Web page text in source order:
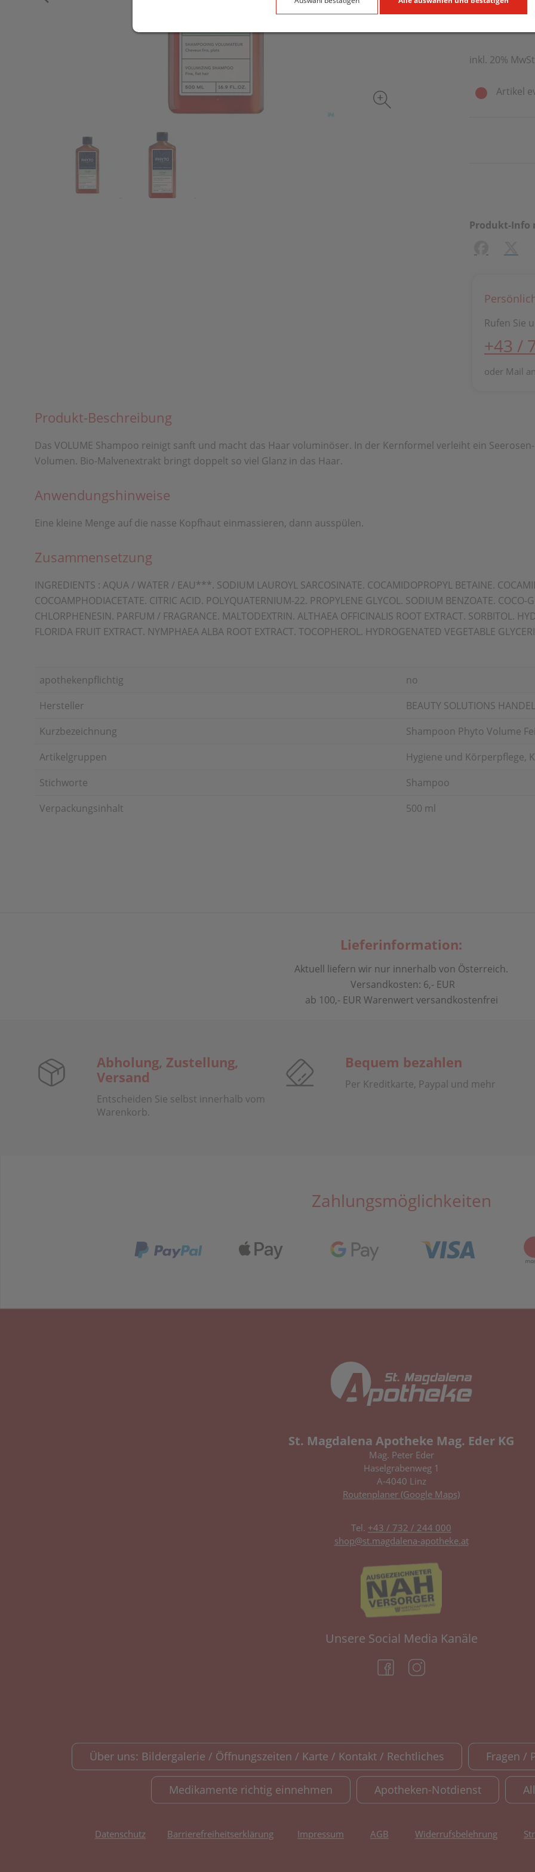
inkl. 20%
Artikel
Produkt-Info
Rufen Sie
+43 /
oder Mail
Produkt-Beschreibung
Das VOLUME Shampoo reinigt sanft und macht das Haar voluminöser. In der Kernformel verleiht ein
Volumen. Bio-Malvenextrakt bringt doppelt so viel Glanz in das Haar.
Anwendungshinweise
Eine kleine Menge auf die nasse Kopfhaut einmassieren, dann ausspülen.
Zusammensetzung
INGREDIENTS : AQUA / WATER / EAU***. SODIUM LAUROYL SARCOSINATE. COCAMIDOPROPYL BETAINE.
COCOAMPHODIACETATE. CITRIC ACID. POLYQUATERNIUM-22. PROPYLENE GLYCOL. SODIUM BENZOATE. COCO-
CHLORPHENESIN. PARFUM / FRAGRANCE. MALTODEXTRIN. ALTHAEA OFFICINALIS ROOT EXTRACT. SORBITOL.
FLORIDA FRUIT EXTRACT. NYMPHAEA ALBA ROOT EXTRACT. TOCOPHEROL. HYDROGENATED VEGETABLE
apothekenpflichtig
no
Hersteller
BEAUTY SOLUTIONS
Kurzbezeichnung
Shampoon Phyto Volume
Artikelgruppen
Hygiene und Körperpflege,
Stichworte
Shampoo
Verpackungsinhalt
500 ml
Lieferinformation:
Aktuell liefern wir nur innerhalb von Österreich.
Versandkosten: 6,- EUR
ab 100,- EUR Warenwert versandkostenfrei
Abholung, Zustellung,
Versand
Entscheiden Sie selbst innerhalb vom
Warenkorb.
Bequem bezahlen
Per Kreditkarte, Paypal und mehr
Zahlungsmöglichkeiten
St. Magdalena Apotheke Mag. Eder KG
Mag. Peter Eder
Haselgrabenweg 1
A-4040 Linz
Routenplaner (Google Maps)
Tel. +43 / 732 / 244 000
shop@st.magdalena-apotheke.at
Unsere Social Media Kanäle
(öffnet in neuem Tab)
Über uns: Bildergalerie / Öffnungszeiten / Karte / Kontakt / Rechtliches Fragen /
Medikamente richtig einnehmen Apotheken-Notdienst
Datenschutz Barrierefreiheitserklärung Impressum AGB Widerrufsbelehrung